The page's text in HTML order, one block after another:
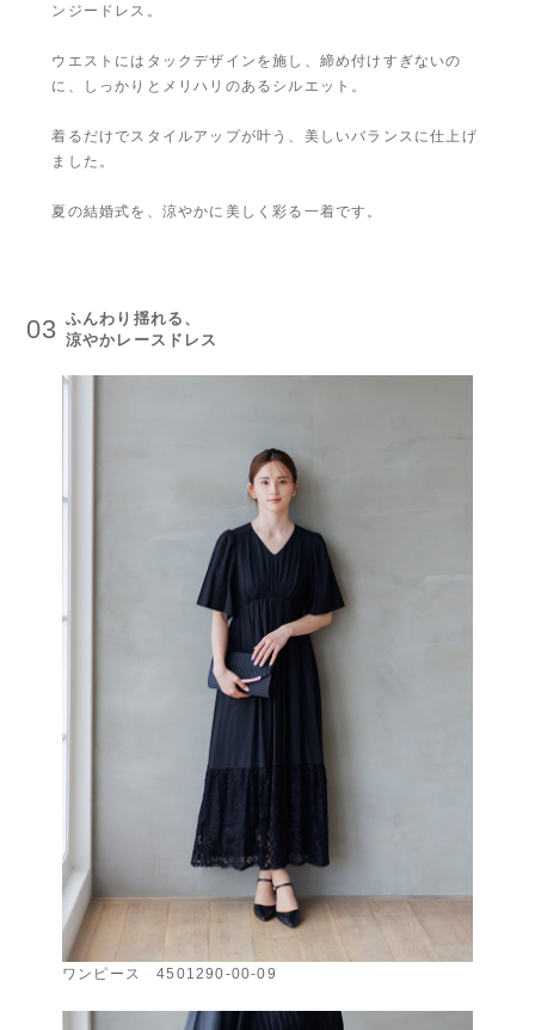
ンジードレス。
ウエストにはタックデザインを施し、締め付けすぎないの
に、しっかりとメリハリのあるシルエット。
着るだけでスタイルアップが叶う、美しいバランスに仕上げ
ました。
夏の結婚式を、涼やかに美しく彩る一着です。
03 ふんわり揺れる、
涼やかレースドレス
ワンピース 4501290-00-09